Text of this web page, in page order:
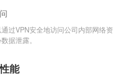
过VPN安全地访问公司内部网络资
据泄露。
能